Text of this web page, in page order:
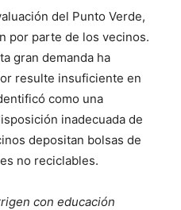
del Punto Verde,
por parte de los vecinos.
gran demanda ha
resulte insuficiente en
como una
inadecuada de
depositan bolsas de
no reciclables.
con educación